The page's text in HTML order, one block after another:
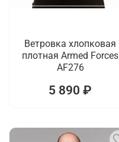
Ветровка хлопковая
плотная Armed Forces
AF276
5 890 ₽